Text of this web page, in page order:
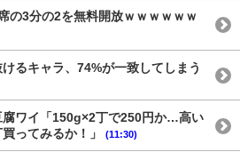
の3分の2を無料開放ｗｗｗｗｗｗ
けるキャラ、74%が一致してしまう
腐ワイ「150g×2丁で250円か…高い
ってみるか！」
(11:30)